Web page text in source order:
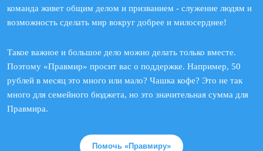
команда живет общим делом и призванием - служение людям и
возможность сделать мир вокруг добрее и милосерднее!
Такое важное и большое дело можно делать только вместе.
Поэтому «Правмир» просит вас о поддержке. Например, 50
рублей в месяц это много или мало? Чашка кофе? Это не так
много для семейного бюджета, но это значительная сумма для
Правмира.
Помочь «Правмиру»